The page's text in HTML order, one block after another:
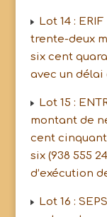
Lot 14 :
trente-deux
six cent
avec un délai
Lot 15 :
montant de
cent
six (938 555
d’exécution
Lot 16 :